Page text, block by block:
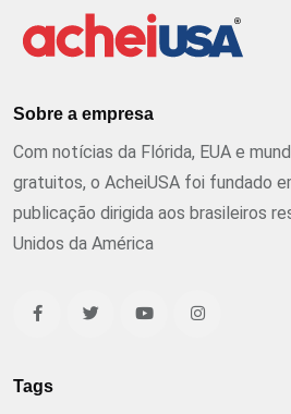
Sobre a empresa
Com notícias da Flórida, EUA e
gratuitos, o AcheiUSA foi fundado
publicação dirigida aos brasileiros
Unidos da América
Tags